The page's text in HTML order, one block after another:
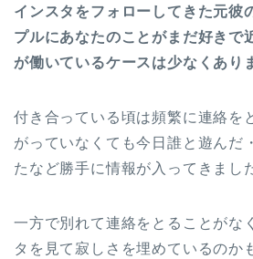
インスタをフォローしてきた元彼
プルにあなたのことがまだ好きで
が働いているケースは少なくあり
付き合っている頃は頻繁に連絡を
がっていなくても今日誰と遊んだ
たなど勝手に情報が入ってきまし
一方で別れて連絡をとることがな
タを見て寂しさを埋めているのか